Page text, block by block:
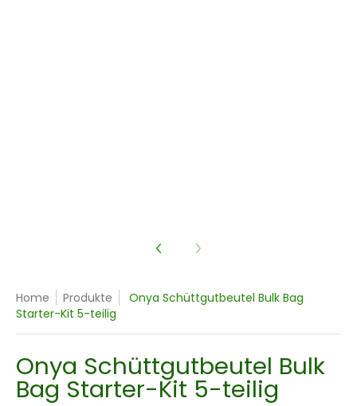
Home Produkte
Onya Schüttgutbeutel Bulk Bag
Starter-Kit 5-teilig
Onya Schüttgutbeutel Bulk
Bag Starter-Kit 5-teilig